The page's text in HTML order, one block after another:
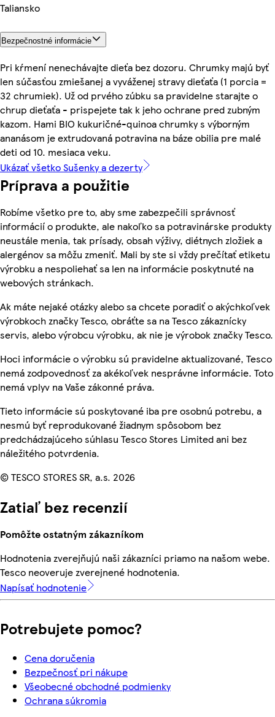
Taliansko
Bezpečnostné informácie
Pri kŕmení nenechávajte dieťa bez dozoru. Chrumky majú byť
len súčasťou zmiešanej a vyváženej stravy dieťaťa (1 porcia =
32 chrumiek). Už od prvého zúbku sa pravidelne starajte o
chrup dieťaťa - prispejete tak k jeho ochrane pred zubným
kazom. Hami BIO kukuričné-quinoa chrumky s výborným
ananásom je extrudovaná potravina na báze obilia pre malé
deti od 10. mesiaca veku.
Ukázať všetko Sušenky a dezerty
Príprava a použitie
Robíme všetko pre to, aby sme zabezpečili správnosť
informácií o produkte, ale nakoľko sa potravinárske produkty
neustále menia, tak prísady, obsah výživy, diétnych zložiek a
alergénov sa môžu zmeniť. Mali by ste si vždy prečítať etiketu
výrobku a nespoliehať sa len na informácie poskytnuté na
webových stránkach.
Ak máte nejaké otázky alebo sa chcete poradiť o akýchkoľvek
výrobkoch značky Tesco, obráťte sa na Tesco zákaznícky
servis, alebo výrobcu výrobku, ak nie je výrobok značky Tesco.
Hoci informácie o výrobku sú pravidelne aktualizované, Tesco
nemá zodpovednosť za akékoľvek nesprávne informácie. Toto
nemá vplyv na Vaše zákonné práva.
Tieto informácie sú poskytované iba pre osobnú potrebu, a
nesmú byť reprodukované žiadnym spôsobom bez
predchádzajúceho súhlasu Tesco Stores Limited ani bez
náležitého potvrdenia.
© TESCO STORES SR, a.s. 2026
Zatiaľ bez recenzií
Pomôžte ostatným zákazníkom
Hodnotenia zverejňujú naši zákazníci priamo na našom webe.
Tesco neoveruje zverejnené hodnotenia.
Napísať hodnotenie
Potrebujete pomoc?
Cena doručenia
Bezpečnosť pri nákupe
Všeobecné obchodné podmienky
Ochrana súkromia